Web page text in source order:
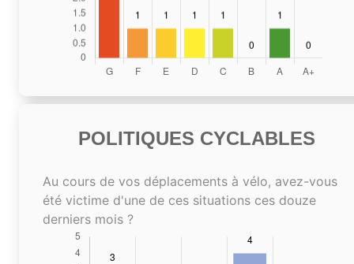
POLITIQUES CYCLABLES
Au cours de vos déplacements à vélo, avez-vous
été victime d'une de ces situations ces douze
derniers mois ?